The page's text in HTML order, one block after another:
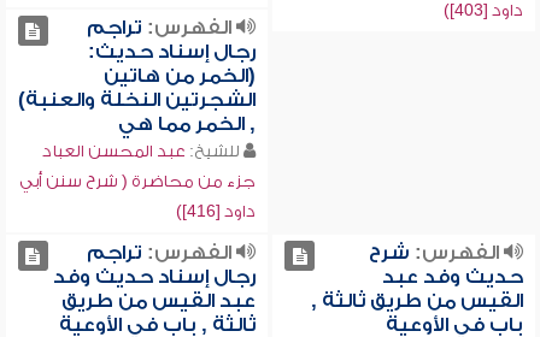
داود [403])
الفهرس: تراجم
رجال إسناد حديث:
(الخمر من هاتين
الشجرتين النخلة والعنبة)
, الخمر مما هي
للشيخ: عبد المحسن العباد
جزء من محاضرة ( شرح سنن أبي
داود [416])
الفهرس: شرح
حديث وفد عبد
القيس من طريق ثالثة ,
باب في الأوعية
الفهرس: تراجم
رجال إسناد حديث وفد
عبد القيس من طريق
ثالثة , باب في الأوعية